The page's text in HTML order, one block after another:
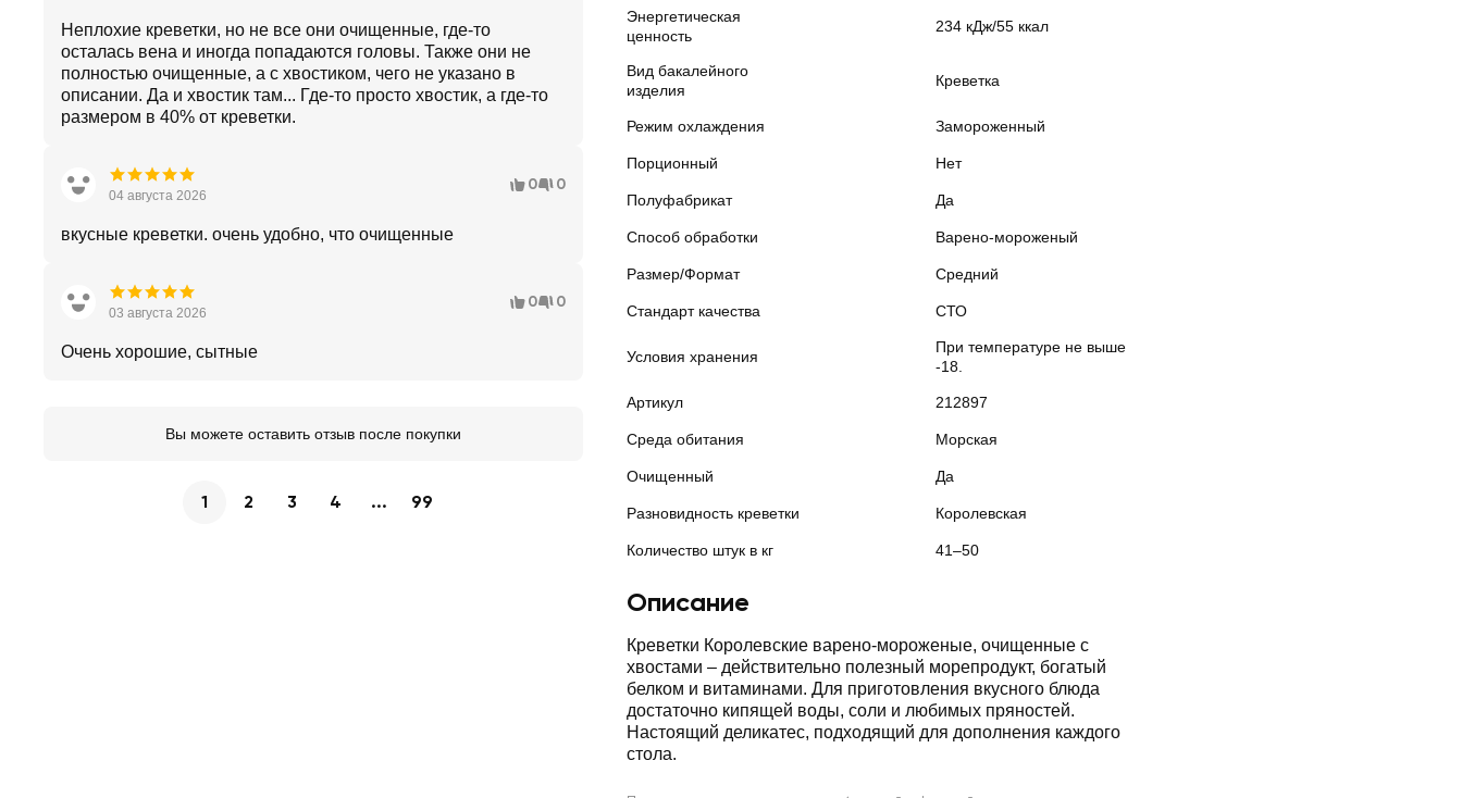
Энергетическая
ценность
234 кДж/55 ккал
Вид бакалейного
изделия
Креветка
Режим охлаждения Замороженный
Порционный Нет
Полуфабрикат Да
Способ обработки Варено-мороженый
Размер/Формат Средний
Стандарт качества СТО
Условия хранения
При температуре не выше
-18.
Артикул 212897
Среда обитания Морская
Очищенный Да
Разновидность креветки Королевская
Количество штук в кг 41–50
Описание
Креветки Королевские варено-мороженые, очищенные с
хвостами – действительно полезный морепродукт, богатый
белком и витаминами. Для приготовления вкусного блюда
достаточно кипящей воды, соли и любимых пряностей.
Настоящий деликатес, подходящий для дополнения каждого
стола.
Неплохие креветки, но не все они очищенные, где-то
осталась вена и иногда попадаются головы. Также они не
полностью очищенные, а с хвостиком, чего не указано в
описании. Да и хвостик там... Где-то просто хвостик, а где-то
размером в 40% от креветки.
04 августа 2026
0 0
вкусные креветки. очень удобно, что очищенные
03 августа 2026
0 0
Очень хорошие, сытные
Вы можете оставить отзыв после покупки
1 2 3 4 ... 99